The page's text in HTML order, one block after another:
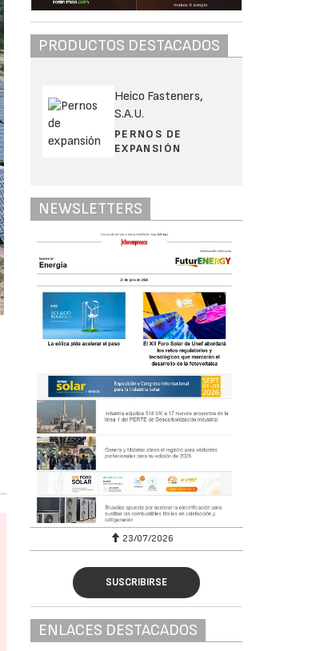
PRODUCTOS DESTACADOS
Heico Fasteners,
S.A.U.
PERNOS DE
EXPANSIÓN
NEWSLETTERS
23/07/2026
SUSCRIBIRSE
ENLACES DESTACADOS